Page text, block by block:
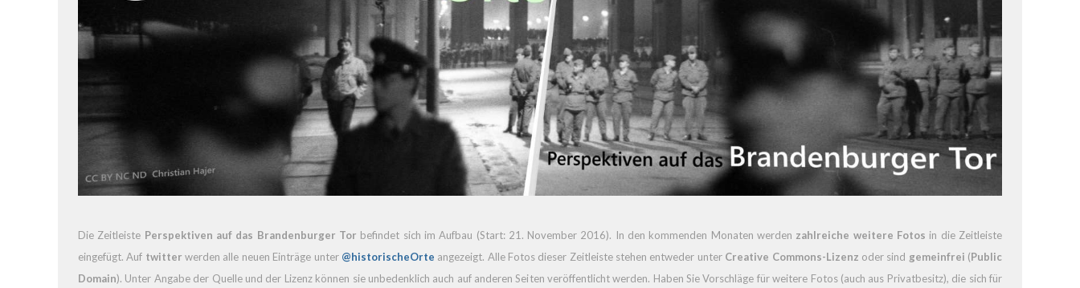
Die Zeitleiste Perspektiven auf das Brandenburger Tor befindet sich im Aufbau (Start: 21. November 2016). In den kommenden Monaten werden zahlreiche weitere Fotos in die Zeitleiste
eingefügt. Auf twitter werden alle neuen Einträge unter @historischeOrte angezeigt. Alle Fotos dieser Zeitleiste stehen entweder unter Creative Commons-Lizenz oder sind gemeinfrei (Public
Domain). Unter Angabe der Quelle und der Lizenz können sie unbedenklich auch auf anderen Seiten veröffentlicht werden. Haben Sie Vorschläge für weitere Fotos (auch aus Privatbesitz), die sich für